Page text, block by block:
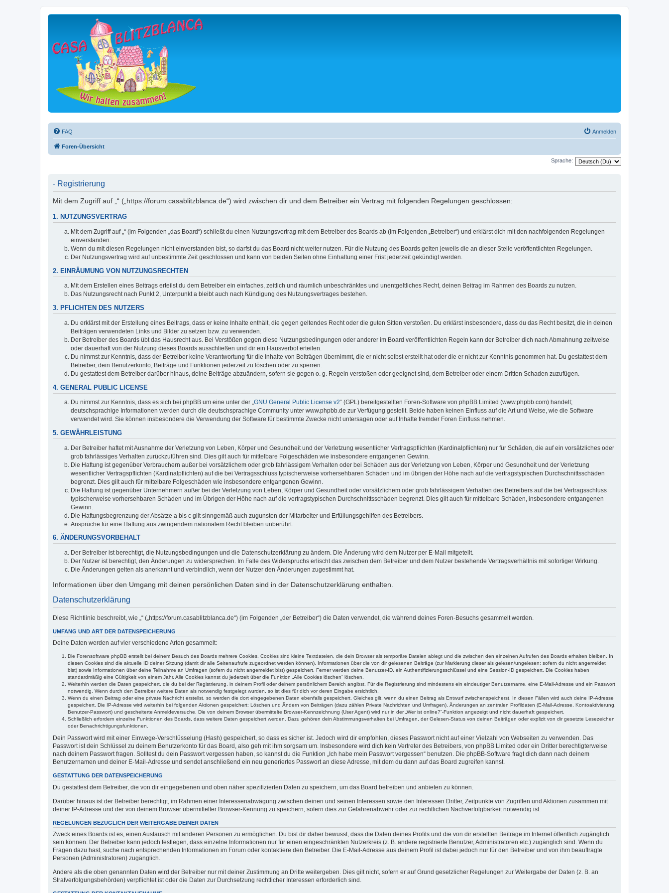
FAQ Anmelden
Foren-Übersicht
Sprache:
- Registrierung
Mit dem Zugriff auf „“ („https://forum.casablitzblanca.de“) wird zwischen dir und dem Betreiber ein Vertrag mit folgenden Regelungen geschlossen:
1. NUTZUNGSVERTRAG
Mit dem Zugriff auf „“ (im Folgenden „das Board“) schließt du einen Nutzungsvertrag mit dem Betreiber des Boards ab (im Folgenden „Betreiber“) und erklärst dich mit den nachfolgenden Regelungen
einverstanden.
Wenn du mit diesen Regelungen nicht einverstanden bist, so darfst du das Board nicht weiter nutzen. Für die Nutzung des Boards gelten jeweils die an dieser Stelle veröffentlichten Regelungen.
Der Nutzungsvertrag wird auf unbestimmte Zeit geschlossen und kann von beiden Seiten ohne Einhaltung einer Frist jederzeit gekündigt werden.
2. EINRÄUMUNG VON NUTZUNGSRECHTEN
Mit dem Erstellen eines Beitrags erteilst du dem Betreiber ein einfaches, zeitlich und räumlich unbeschränktes und unentgeltliches Recht, deinen Beitrag im Rahmen des Boards zu nutzen.
Das Nutzungsrecht nach Punkt 2, Unterpunkt a bleibt auch nach Kündigung des Nutzungsvertrages bestehen.
3. PFLICHTEN DES NUTZERS
Du erklärst mit der Erstellung eines Beitrags, dass er keine Inhalte enthält, die gegen geltendes Recht oder die guten Sitten verstoßen. Du erklärst insbesondere, dass du das Recht besitzt, die in deinen
Beiträgen verwendeten Links und Bilder zu setzen bzw. zu verwenden.
Der Betreiber des Boards übt das Hausrecht aus. Bei Verstößen gegen diese Nutzungsbedingungen oder anderer im Board veröffentlichten Regeln kann der Betreiber dich nach Abmahnung zeitweise
oder dauerhaft von der Nutzung dieses Boards ausschließen und dir ein Hausverbot erteilen.
Du nimmst zur Kenntnis, dass der Betreiber keine Verantwortung für die Inhalte von Beiträgen übernimmt, die er nicht selbst erstellt hat oder die er nicht zur Kenntnis genommen hat. Du gestattest dem
Betreiber, dein Benutzerkonto, Beiträge und Funktionen jederzeit zu löschen oder zu sperren.
Du gestattest dem Betreiber darüber hinaus, deine Beiträge abzuändern, sofern sie gegen o. g. Regeln verstoßen oder geeignet sind, dem Betreiber oder einem Dritten Schaden zuzufügen.
4. GENERAL PUBLIC LICENSE
Du nimmst zur Kenntnis, dass es sich bei phpBB um eine unter der „GNU General Public License v2“ (GPL) bereitgestellten Foren-Software von phpBB Limited (www.phpbb.com) handelt;
deutschsprachige Informationen werden durch die deutschsprachige Community unter www.phpbb.de zur Verfügung gestellt. Beide haben keinen Einfluss auf die Art und Weise, wie die Software
verwendet wird. Sie können insbesondere die Verwendung der Software für bestimmte Zwecke nicht untersagen oder auf Inhalte fremder Foren Einfluss nehmen.
5. GEWÄHRLEISTUNG
Der Betreiber haftet mit Ausnahme der Verletzung von Leben, Körper und Gesundheit und der Verletzung wesentlicher Vertragspflichten (Kardinalpflichten) nur für Schäden, die auf ein vorsätzliches oder
grob fahrlässiges Verhalten zurückzuführen sind. Dies gilt auch für mittelbare Folgeschäden wie insbesondere entgangenen Gewinn.
Die Haftung ist gegenüber Verbrauchern außer bei vorsätzlichem oder grob fahrlässigem Verhalten oder bei Schäden aus der Verletzung von Leben, Körper und Gesundheit und der Verletzung
wesentlicher Vertragspflichten (Kardinalpflichten) auf die bei Vertragsschluss typischerweise vorhersehbaren Schäden und im übrigen der Höhe nach auf die vertragstypischen Durchschnittsschäden
begrenzt. Dies gilt auch für mittelbare Folgeschäden wie insbesondere entgangenen Gewinn.
Die Haftung ist gegenüber Unternehmern außer bei der Verletzung von Leben, Körper und Gesundheit oder vorsätzlichem oder grob fahrlässigem Verhalten des Betreibers auf die bei Vertragsschluss
typischerweise vorhersehbaren Schäden und im Übrigen der Höhe nach auf die vertragstypischen Durchschnittsschäden begrenzt. Dies gilt auch für mittelbare Schäden, insbesondere entgangenen
Gewinn.
Die Haftungsbegrenzung der Absätze a bis c gilt sinngemäß auch zugunsten der Mitarbeiter und Erfüllungsgehilfen des Betreibers.
Ansprüche für eine Haftung aus zwingendem nationalem Recht bleiben unberührt.
6. ÄNDERUNGSVORBEHALT
Der Betreiber ist berechtigt, die Nutzungsbedingungen und die Datenschutzerklärung zu ändern. Die Änderung wird dem Nutzer per E-Mail mitgeteilt.
Der Nutzer ist berechtigt, den Änderungen zu widersprechen. Im Falle des Widerspruchs erlischt das zwischen dem Betreiber und dem Nutzer bestehende Vertragsverhältnis mit sofortiger Wirkung.
Die Änderungen gelten als anerkannt und verbindlich, wenn der Nutzer den Änderungen zugestimmt hat.
Informationen über den Umgang mit deinen persönlichen Daten sind in der Datenschutzerklärung enthalten.
Datenschutzerklärung
Diese Richtlinie beschreibt, wie „“ („https://forum.casablitzblanca.de“) (im Folgenden „der Betreiber“) die Daten verwendet, die während deines Foren-Besuchs gesammelt werden.
UMFANG UND ART DER DATENSPEICHERUNG
Deine Daten werden auf vier verschiedene Arten gesammelt:
Die Forensoftware phpBB erstellt bei deinem Besuch des Boards mehrere Cookies. Cookies sind kleine Textdateien, die dein Browser als temporäre Dateien ablegt und die zwischen den einzelnen Aufrufen des Boards erhalten bleiben. In
diesen Cookies sind die aktuelle ID deiner Sitzung (damit dir alle Seitenaufrufe zugeordnet werden können), Informationen über die von dir gelesenen Beiträge (zur Markierung dieser als gelesen/ungelesen; sofern du nicht angemeldet
bist) sowie Informationen über deine Teilnahme an Umfragen (sofern du nicht angemeldet bist) gespeichert. Ferner werden deine Benutzer-ID, ein Authentifizierungsschlüssel und eine Session-ID gespeichert. Die Cookies haben
standardmäßig eine Gültigkeit von einem Jahr. Alle Cookies kannst du jederzeit über die Funktion „Alle Cookies löschen“ löschen.
Weiterhin werden die Daten gespeichert, die du bei der Registrierung, in deinem Profil oder deinem persönlichem Bereich angibst. Für die Registrierung sind mindestens ein eindeutiger Benutzername, eine E-Mail-Adresse und ein Passwort
notwendig. Wenn durch den Betreiber weitere Daten als notwendig festgelegt wurden, so ist dies für dich vor deren Eingabe ersichtlich.
Wenn du einen Beitrag oder eine private Nachricht erstellst, so werden die dort eingegebenen Daten ebenfalls gespeichert. Gleiches gilt, wenn du einen Beitrag als Entwurf zwischenspeicherst. In diesen Fällen wird auch deine IP-Adresse
gespeichert. Die IP-Adresse wird weiterhin bei folgenden Aktionen gespeichert: Löschen und Ändern von Beiträgen (dazu zählen Private Nachrichten und Umfragen), Änderungen an zentralen Profildaten (E-Mail-Adresse, Kontoaktivierung,
Benutzer-Passwort) und gescheiterte Anmeldeversuche. Die von deinem Browser übermittelte Browser-Kennzeichnung (User Agent) wird nur in der „Wer ist online?“-Funktion angezeigt und nicht dauerhaft gespeichert.
Schließlich erfordern einzelne Funktionen des Boards, dass weitere Daten gespeichert werden. Dazu gehören dein Abstimmungsverhalten bei Umfragen, der Gelesen-Status von deinen Beiträgen oder explizit von dir gesetzte Lesezeichen
oder Benachrichtigungsfunktionen.
Dein Passwort wird mit einer Einwege-Verschlüsselung (Hash) gespeichert, so dass es sicher ist. Jedoch wird dir empfohlen, dieses Passwort nicht auf einer Vielzahl von Webseiten zu verwenden. Das
Passwort ist dein Schlüssel zu deinem Benutzerkonto für das Board, also geh mit ihm sorgsam um. Insbesondere wird dich kein Vertreter des Betreibers, von phpBB Limited oder ein Dritter berechtigterweise
nach deinem Passwort fragen. Solltest du dein Passwort vergessen haben, so kannst du die Funktion „Ich habe mein Passwort vergessen“ benutzen. Die phpBB-Software fragt dich dann nach deinem
Benutzernamen und deiner E-Mail-Adresse und sendet anschließend ein neu generiertes Passwort an diese Adresse, mit dem du dann auf das Board zugreifen kannst.
GESTATTUNG DER DATENSPEICHERUNG
Du gestattest dem Betreiber, die von dir eingegebenen und oben näher spezifizierten Daten zu speichern, um das Board betreiben und anbieten zu können.
Darüber hinaus ist der Betreiber berechtigt, im Rahmen einer Interessenabwägung zwischen deinen und seinen Interessen sowie den Interessen Dritter, Zeitpunkte von Zugriffen und Aktionen zusammen mit
deiner IP-Adresse und der von deinem Browser übermittelter Browser-Kennung zu speichern, sofern dies zur Gefahrenabwehr oder zur rechtlichen Nachverfolgbarkeit notwendig ist.
REGELUNGEN BEZÜGLICH DER WEITERGABE DEINER DATEN
Zweck eines Boards ist es, einen Austausch mit anderen Personen zu ermöglichen. Du bist dir daher bewusst, dass die Daten deines Profils und die von dir erstellten Beiträge im Internet öffentlich zugänglich
sein können. Der Betreiber kann jedoch festlegen, dass einzelne Informationen nur für einen eingeschränkten Nutzerkreis (z. B. andere registrierte Benutzer, Administratoren etc.) zugänglich sind. Wenn du
Fragen dazu hast, suche nach entsprechenden Informationen im Forum oder kontaktiere den Betreiber. Die E-Mail-Adresse aus deinem Profil ist dabei jedoch nur für den Betreiber und von ihm beauftragte
Personen (Administratoren) zugänglich.
Andere als die oben genannten Daten wird der Betreiber nur mit deiner Zustimmung an Dritte weitergeben. Dies gilt nicht, sofern er auf Grund gesetzlicher Regelungen zur Weitergabe der Daten (z. B. an
Strafverfolgungsbehörden) verpflichtet ist oder die Daten zur Durchsetzung rechtlicher Interessen erforderlich sind.